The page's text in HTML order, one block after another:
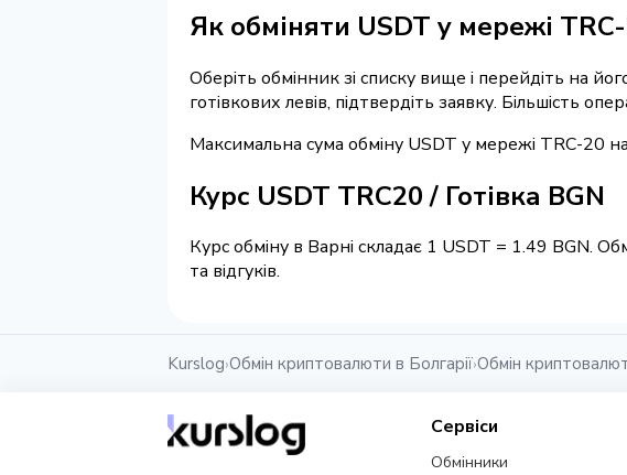
Як обміняти USDT у мережі
Оберіть обмінник зі списку вище і перейдіть на
готівкових левів, підтвердіть заявку. Більшість
Максимальна сума обміну USDT у мережі TRC-20
Курс USDT TRC20 / Готівка BGN
Курс обміну в Варні складає 1 USDT = 1.49 BGN.
та відгуків.
Kurslog›Обмін криптовалюти в Болгарії›Обмін
Сервіси
Обмінники